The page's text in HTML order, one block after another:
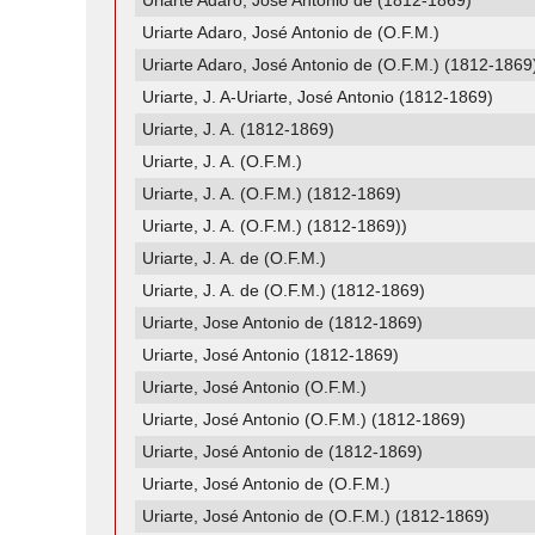
Uriarte Adaro, José Antonio de (O.F.M.)
Uriarte Adaro, José Antonio de (O.F.M.) (1812-
Uriarte, J. A-Uriarte, José Antonio (1812-1869)
Uriarte, J. A. (1812-1869)
Uriarte, J. A. (O.F.M.)
Uriarte, J. A. (O.F.M.) (1812-1869)
Uriarte, J. A. (O.F.M.) (1812-1869))
Uriarte, J. A. de (O.F.M.)
Uriarte, J. A. de (O.F.M.) (1812-1869)
Uriarte, Jose Antonio de (1812-1869)
Uriarte, José Antonio (1812-1869)
Uriarte, José Antonio (O.F.M.)
Uriarte, José Antonio (O.F.M.) (1812-1869)
Uriarte, José Antonio de (1812-1869)
Uriarte, José Antonio de (O.F.M.)
Uriarte, José Antonio de (O.F.M.) (1812-1869)